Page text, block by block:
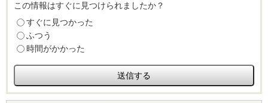
この情報はすぐに見つけられましたか？
すぐに見つかった
ふつう
時間がかかった